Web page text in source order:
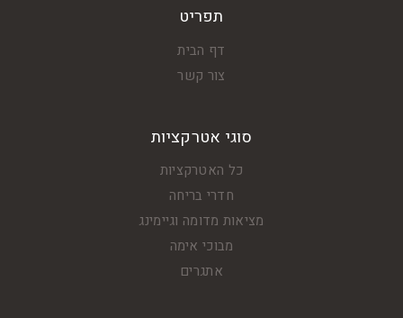
תפריט
דף הבית
צור קשר
סוגי אטרקציות
כל האטרקציות
חדרי בריחה
מציאות מדומה וגיימינג
מבוכי אימה
אתגרים